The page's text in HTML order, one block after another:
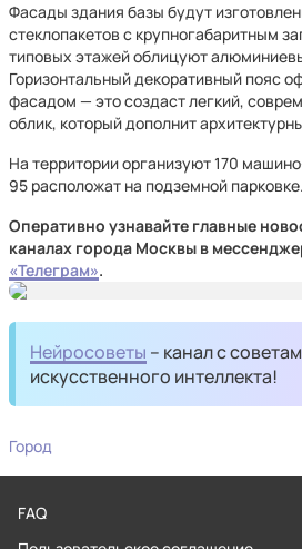
Фасады здания базы будут
стеклопакетов с крупногабаритным
типовых этажей облицуют
Горизонтальный декоративный пояс
фасадом — это создаст легкий,
облик, который дополнит
На территории организуют 170
95 расположат на подземной парковке.
Оперативно узнавайте главные
каналах города Москвы в
«Телеграм».
Нейросоветы – канал с
искусственного интеллекта!
Город
FAQ